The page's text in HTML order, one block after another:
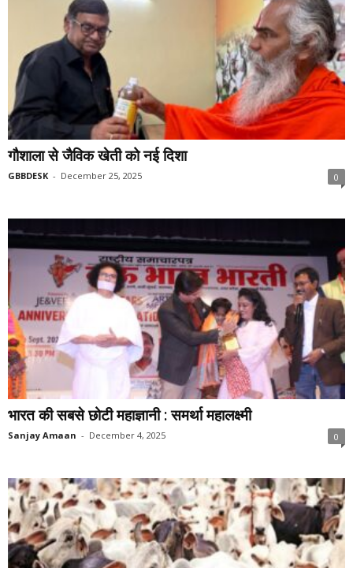
गौशाला से जैविक खेती को नई दिशा
GBBDESK - December 25, 2025 0
भारत की सबसे छोटी महाज्ञानी : समर्था महालक्ष्मी
Sanjay Amaan - December 4, 2025 0